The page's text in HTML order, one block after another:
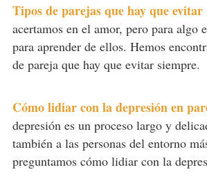
Tipos de parejas que hay que evitar
acertamos en el amor, pero para algo
para aprender de ellos. Hemos
de pareja que hay que evitar siempre.
Cómo lidiar con la depresión en
depresión es un proceso largo y
también a las personas del entorno
preguntamos cómo lidiar con la